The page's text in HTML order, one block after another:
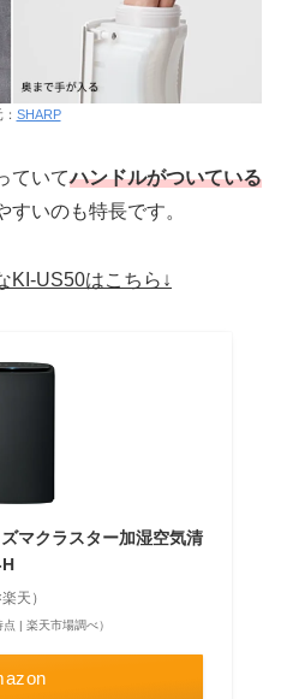
SHARP
ていてハンドルがついている
いのも特長です。
KI-US50はこちら↓
マクラスター加湿空気清
天）
| 楽天市場調べ）